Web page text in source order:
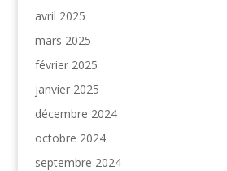
avril 2025
mars 2025
février 2025
janvier 2025
décembre 2024
octobre 2024
septembre 2024